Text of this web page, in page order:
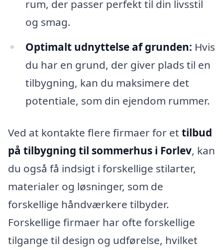
rum, der passer perfekt til din livsstil
og smag.
Optimalt udnyttelse af grunden: Hvis
du har en grund, der giver plads til en
tilbygning, kan du maksimere det
potentiale, som din ejendom rummer.
Ved at kontakte flere firmaer for et tilbud
på tilbygning til sommerhus i Forlev, kan
du også få indsigt i forskellige stilarter,
materialer og løsninger, som de
forskellige håndværkere tilbyder.
Forskellige firmaer har ofte forskellige
tilgange til design og udførelse, hvilket